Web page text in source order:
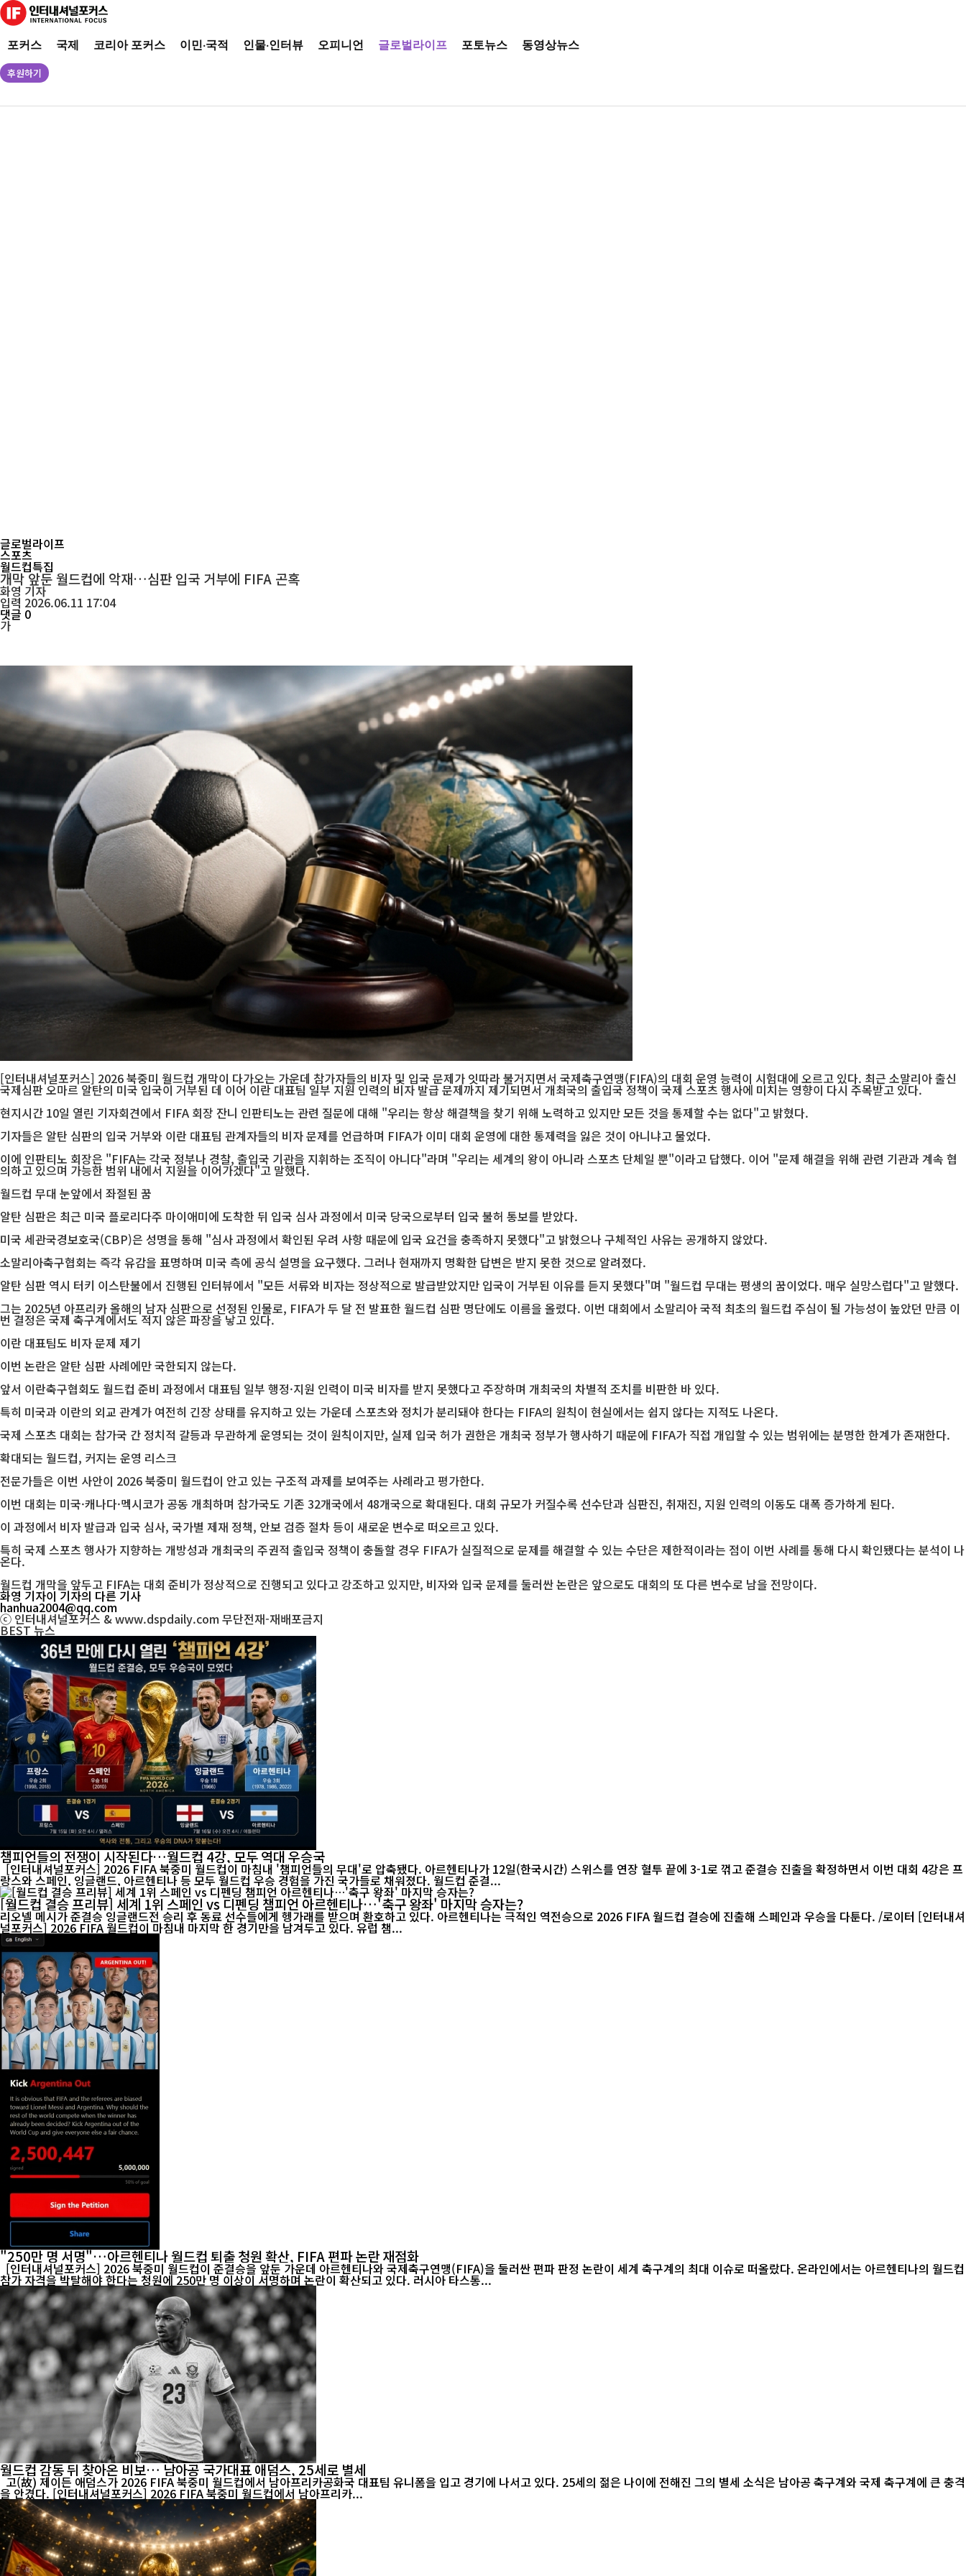
포커스 국제 코리아 포커스 이민·국적 인물·인터뷰 오피니언 글로벌라이프 포토뉴스 동영상뉴스
후원하기
글로벌라이프
스포츠
월드컵특집
개막 앞둔 월드컵에 악재…심판 입국 거부에 FIFA 곤혹
화영기자
입력 2026.06.11 17:04
댓글 0
가
[인터내셔널포커스] 2026 북중미 월드컵 개막이 다가오는 가운데 참가자들의 비자 및 입국 문제가 잇따라 불거지면서 국제축구연맹(FIFA)의 대회 운영 능력이 시험대에 오르고 있다. 최근 소말리아 출신
국제심판 오마르 알탄의 미국 입국이 거부된 데 이어 이란 대표팀 일부 지원 인력의 비자 발급 문제까지 제기되면서 개최국의 출입국 정책이 국제 스포츠 행사에 미치는 영향이 다시 주목받고 있다.
현지시간 10일 열린 기자회견에서 FIFA 회장 잔니 인판티노는 관련 질문에 대해 "우리는 항상 해결책을 찾기 위해 노력하고 있지만 모든 것을 통제할 수는 없다"고 밝혔다.
기자들은 알탄 심판의 입국 거부와 이란 대표팀 관계자들의 비자 문제를 언급하며 FIFA가 이미 대회 운영에 대한 통제력을 잃은 것이 아니냐고 물었다.
이에 인판티노 회장은 "FIFA는 각국 정부나 경찰, 출입국 기관을 지휘하는 조직이 아니다"라며 "우리는 세계의 왕이 아니라 스포츠 단체일 뿐"이라고 답했다. 이어 "문제 해결을 위해 관련 기관과 계속 협
의하고 있으며 가능한 범위 내에서 지원을 이어가겠다"고 말했다.
월드컵 무대 눈앞에서 좌절된 꿈
알탄 심판은 최근 미국 플로리다주 마이애미에 도착한 뒤 입국 심사 과정에서 미국 당국으로부터 입국 불허 통보를 받았다.
미국 세관국경보호국(CBP)은 성명을 통해 "심사 과정에서 확인된 우려 사항 때문에 입국 요건을 충족하지 못했다"고 밝혔으나 구체적인 사유는 공개하지 않았다.
소말리아축구협회는 즉각 유감을 표명하며 미국 측에 공식 설명을 요구했다. 그러나 현재까지 명확한 답변은 받지 못한 것으로 알려졌다.
알탄 심판 역시 터키 이스탄불에서 진행된 인터뷰에서 "모든 서류와 비자는 정상적으로 발급받았지만 입국이 거부된 이유를 듣지 못했다"며 "월드컵 무대는 평생의 꿈이었다. 매우 실망스럽다"고 말했다.
그는 2025년 아프리카 올해의 남자 심판으로 선정된 인물로, FIFA가 두 달 전 발표한 월드컵 심판 명단에도 이름을 올렸다. 이번 대회에서 소말리아 국적 최초의 월드컵 주심이 될 가능성이 높았던 만큼 이
번 결정은 국제 축구계에서도 적지 않은 파장을 낳고 있다.
이란 대표팀도 비자 문제 제기
이번 논란은 알탄 심판 사례에만 국한되지 않는다.
앞서 이란축구협회도 월드컵 준비 과정에서 대표팀 일부 행정·지원 인력이 미국 비자를 받지 못했다고 주장하며 개최국의 차별적 조치를 비판한 바 있다.
특히 미국과 이란의 외교 관계가 여전히 긴장 상태를 유지하고 있는 가운데 스포츠와 정치가 분리돼야 한다는 FIFA의 원칙이 현실에서는 쉽지 않다는 지적도 나온다.
국제 스포츠 대회는 참가국 간 정치적 갈등과 무관하게 운영되는 것이 원칙이지만, 실제 입국 허가 권한은 개최국 정부가 행사하기 때문에 FIFA가 직접 개입할 수 있는 범위에는 분명한 한계가 존재한다.
확대되는 월드컵, 커지는 운영 리스크
전문가들은 이번 사안이 2026 북중미 월드컵이 안고 있는 구조적 과제를 보여주는 사례라고 평가한다.
이번 대회는 미국·캐나다·멕시코가 공동 개최하며 참가국도 기존 32개국에서 48개국으로 확대된다. 대회 규모가 커질수록 선수단과 심판진, 취재진, 지원 인력의 이동도 대폭 증가하게 된다.
이 과정에서 비자 발급과 입국 심사, 국가별 제재 정책, 안보 검증 절차 등이 새로운 변수로 떠오르고 있다.
특히 국제 스포츠 행사가 지향하는 개방성과 개최국의 주권적 출입국 정책이 충돌할 경우 FIFA가 실질적으로 문제를 해결할 수 있는 수단은 제한적이라는 점이 이번 사례를 통해 다시 확인됐다는 분석이 나
온다.
월드컵 개막을 앞두고 FIFA는 대회 준비가 정상적으로 진행되고 있다고 강조하고 있지만, 비자와 입국 문제를 둘러싼 논란은 앞으로도 대회의 또 다른 변수로 남을 전망이다.
화영 기자이 기자의 다른 기사
hanhua2004@qq.com
ⓒ 인터내셔널포커스 & www.dspdaily.com 무단전재-재배포금지
BEST뉴스
챔피언들의 전쟁이 시작된다…월드컵 4강, 모두 역대 우승국
[인터내셔널포커스] 2026 FIFA 북중미 월드컵이 마침내 '챔피언들의 무대'로 압축됐다. 아르헨티나가 12일(한국시간) 스위스를 연장 혈투 끝에 3-1로 꺾고 준결승 진출을 확정하면서 이번 대회 4강은 프
랑스와 스페인, 잉글랜드, 아르헨티나 등 모두 월드컵 우승 경험을 가진 국가들로 채워졌다. 월드컵 준결...
[월드컵 결승 프리뷰] 세계 1위 스페인 vs 디펜딩 챔피언 아르헨티나…'축구 왕좌' 마지막 승자는?
리오넬 메시가 준결승 잉글랜드전 승리 후 동료 선수들에게 헹가래를 받으며 환호하고 있다. 아르헨티나는 극적인 역전승으로 2026 FIFA 월드컵 결승에 진출해 스페인과 우승을 다툰다. /로이터 [인터내셔
널포커스] 2026 FIFA 월드컵이 마침내 마지막 한 경기만을 남겨두고 있다. 유럽 챔...
"250만 명 서명"…아르헨티나 월드컵 퇴출 청원 확산, FIFA 편파 논란 재점화
[인터내셔널포커스] 2026 북중미 월드컵이 준결승을 앞둔 가운데 아르헨티나와 국제축구연맹(FIFA)을 둘러싼 편파 판정 논란이 세계 축구계의 최대 이슈로 떠올랐다. 온라인에서는 아르헨티나의 월드컵
참가 자격을 박탈해야 한다는 청원에 250만 명 이상이 서명하며 논란이 확산되고 있다. 러시아 타스통...
월드컵 감동 뒤 찾아온 비보… 남아공 국가대표 애덤스, 25세로 별세
고(故) 제이든 애덤스가 2026 FIFA 북중미 월드컵에서 남아프리카공화국 대표팀 유니폼을 입고 경기에 나서고 있다. 25세의 젊은 나이에 전해진 그의 별세 소식은 남아공 축구계와 국제 축구계에 큰 충격
을 안겼다. [인터내셔널포커스] 2026 FIFA 북중미 월드컵에서 남아프리카...